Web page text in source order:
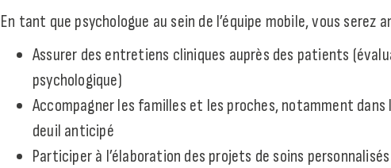
En tant que psychologue au sein de l’équipe mobile, vous serez
Assurer des entretiens cliniques auprès des patients
psychologique)
Accompagner les familles et les proches, notamment
deuil anticipé
Participer à l’élaboration des projets de soins